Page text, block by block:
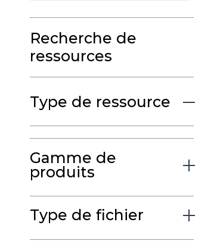
Recherche de
ressources
Type de ressource
Gamme de
produits
Type de fichier